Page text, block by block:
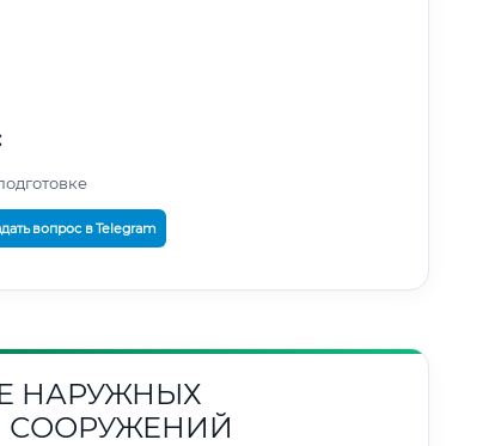
вопрос в Telegram
НАРУЖНЫХ
СООРУЖЕНИЙ